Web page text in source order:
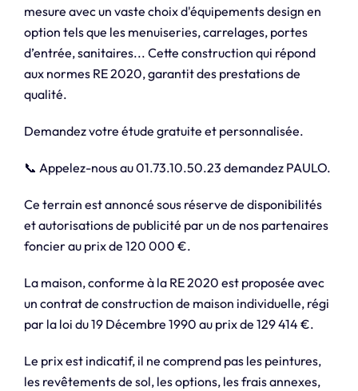
mesure avec un vaste choix d'équipements design en
option tels que les menuiseries, carrelages, portes
d’entrée, sanitaires... Cette construction qui répond
aux normes RE 2020, garantit des prestations de
qualité.
Demandez votre étude gratuite et personnalisée.
📞 Appelez-nous au 01.73.10.50.23 demandez PAULO.
Ce terrain est annoncé sous réserve de disponibilités
et autorisations de publicité par un de nos partenaires
foncier au prix de 120 000 €.
La maison, conforme à la RE 2020 est proposée avec
un contrat de construction de maison individuelle, régi
par la loi du 19 Décembre 1990 au prix de 129 414 €.
Le prix est indicatif, il ne comprend pas les peintures,
les revêtements de sol, les options, les frais annexes,